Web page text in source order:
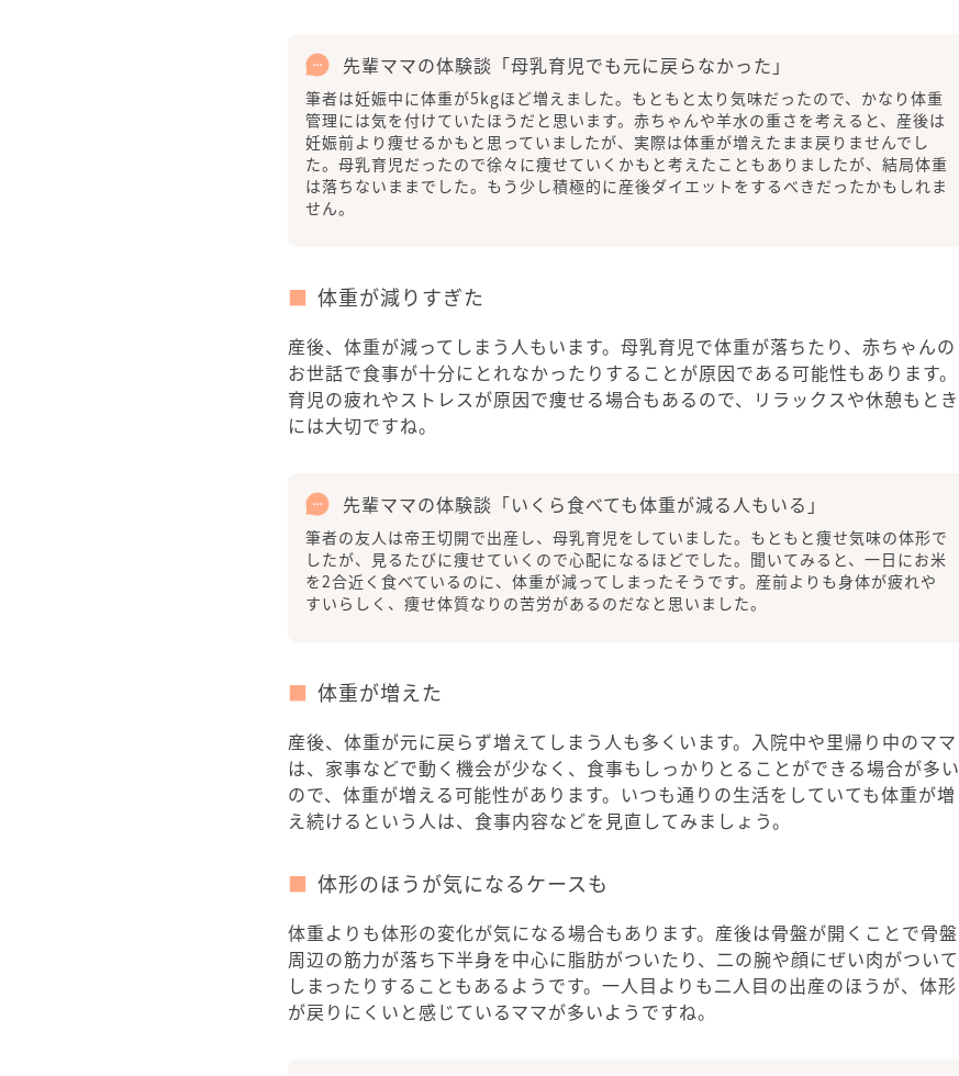
先輩ママの体験談「母乳育児でも元に戻らなかった」
筆者は妊娠中に体重が5kgほど増えました。もともと太り気味だったので、かなり体重
管理には気を付けていたほうだと思います。赤ちゃんや羊水の重さを考えると、産後は
妊娠前より痩せるかもと思っていましたが、実際は体重が増えたまま戻りませんでし
た。母乳育児だったので徐々に痩せていくかもと考えたこともありましたが、結局体重
は落ちないままでした。もう少し積極的に産後ダイエットをするべきだったかもしれま
せん。
体重が減りすぎた
産後、体重が減ってしまう人もいます。母乳育児で体重が落ちたり、赤ちゃんの
お世話で食事が十分にとれなかったりすることが原因である可能性もあります。
育児の疲れやストレスが原因で痩せる場合もあるので、リラックスや休憩もとき
には大切ですね。
先輩ママの体験談「いくら食べても体重が減る人もいる」
筆者の友人は帝王切開で出産し、母乳育児をしていました。もともと痩せ気味の体形で
したが、見るたびに痩せていくので心配になるほどでした。聞いてみると、一日にお米
を2合近く食べているのに、体重が減ってしまったそうです。産前よりも身体が疲れや
すいらしく、痩せ体質なりの苦労があるのだなと思いました。
体重が増えた
産後、体重が元に戻らず増えてしまう人も多くいます。入院中や里帰り中のママ
は、家事などで動く機会が少なく、食事もしっかりとることができる場合が多い
ので、体重が増える可能性があります。いつも通りの生活をしていても体重が増
え続けるという人は、食事内容などを見直してみましょう。
体形のほうが気になるケースも
体重よりも体形の変化が気になる場合もあります。産後は骨盤が開くことで骨盤
周辺の筋力が落ち下半身を中心に脂肪がついたり、二の腕や顔にぜい肉がついて
しまったりすることもあるようです。一人目よりも二人目の出産のほうが、体形
が戻りにくいと感じているママが多いようですね。